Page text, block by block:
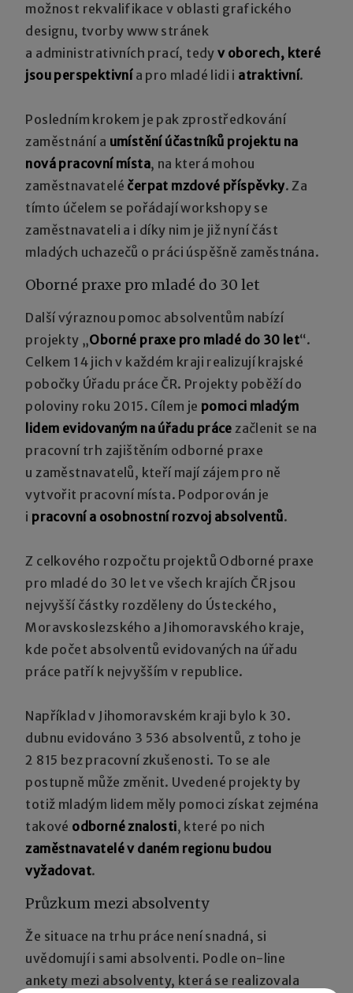
možnost rekvalifikace v oblasti grafického
designu, tvorby www stránek
a administrativních prací, tedyv oborech, které
jsou perspektivnía pro mladé lidi i atraktivní.
Posledním krokem je pak zprostředkování
zaměstnání a umístění účastníků projektu na
nová pracovní místa, na která mohou
zaměstnavatelé čerpat mzdové příspěvky. Za
tímto účelem se pořádají workshopy se
zaměstnavateli a i díky nim je již nyní část
mladých uchazečů o práci úspěšně zaměstnána.
Oborné praxe pro mladé do 30 let
Další výraznou pomoc absolventům nabízí
projekty „Oborné praxe pro mladé do 30 let“.
Celkem 14 jich v každém kraji realizují krajské
pobočky Úřadu práce ČR. Projekty poběží do
poloviny roku 2015. Cílem je pomoci mladým
lidem evidovaným na úřadu práce začlenit se na
pracovní trh zajištěním odborné praxe
u zaměstnavatelů, kteří mají zájem pro ně
vytvořit pracovní místa. Podporován je
i pracovní a osobnostní rozvoj absolventů.
Z celkového rozpočtu projektů Odborné praxe
pro mladé do 30 let ve všech krajích ČR jsou
nejvyšší částky rozděleny do Ústeckého,
Moravskoslezského a Jihomoravského kraje,
kde počet absolventů evidovaných na úřadu
práce patří k nejvyšším v republice.
Například v Jihomoravském kraji bylo k 30.
dubnu evidováno 3 536 absolventů, z toho je
2 815 bez pracovní zkušenosti. To se ale
postupně může změnit. Uvedené projekty by
totiž mladým lidem měly pomoci získat zejména
takové odborné znalosti, které po nich
zaměstnavatelé v daném regionu budou
vyžadovat.
Průzkum mezi absolventy
Že situace na trhu práce není snadná, si
uvědomují i sami absolventi. Podle on-line
ankety mezi absolventy, která se realizovala